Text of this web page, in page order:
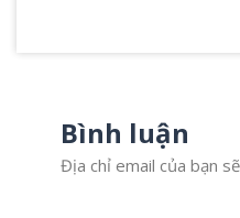
Bình luận
Địa chỉ email của bạn